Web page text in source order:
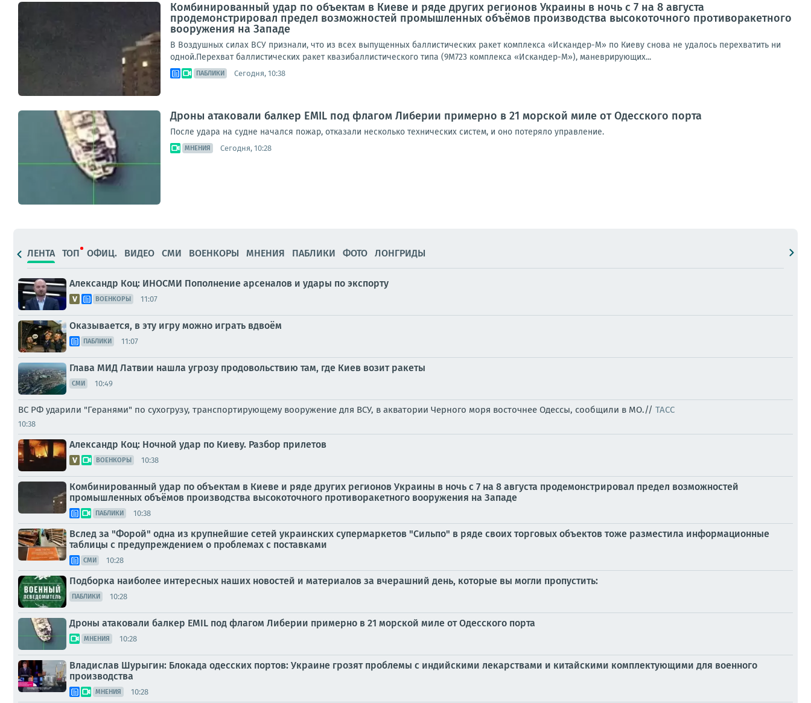
Комбинированный удар по объектам в Киеве и ряде других регионов Украины в ночь с 7 на 8 августа
продемонстрировал предел возможностей промышленных объёмов производства высокоточного противоракетного
вооружения на Западе
В Воздушных силах ВСУ признали, что из всех выпущенных баллистических ракет комплекса «Искандер-М» по Киеву снова не удалось перехватить ни
одной.Перехват баллистических ракет квазибаллистического типа (9М723 комплекса «Искандер-М»), маневрирующих...
ПАБЛИКИ Сегодня, 10:38
Дроны атаковали балкер EMIL под флагом Либерии примерно в 21 морской миле от Одесского порта
После удара на судне начался пожар, отказали несколько технических систем, и оно потеряло управление.
МНЕНИЯ Сегодня, 10:28
ЛЕНТА ТОП ОФИЦ. ВИДЕО СМИ ВОЕНКОРЫ МНЕНИЯ ПАБЛИКИ ФОТО ЛОНГРИДЫ
Александр Коц: ИНОСМИ Пополнение арсеналов и удары по экспорту
ВОЕНКОРЫ 11:07
Оказывается, в эту игру можно играть вдвоём
ПАБЛИКИ 11:07
Глава МИД Латвии нашла угрозу продовольствию там, где Киев возит ракеты
СМИ 10:49
ВС РФ ударили "Геранями" по сухогрузу, транспортирующему вооружение для ВСУ, в акватории Черного моря восточнее Одессы, сообщили в МО.// ТАСС
10:38
Александр Коц: Ночной удар по Киеву. Разбор прилетов
ВОЕНКОРЫ 10:38
Комбинированный удар по объектам в Киеве и ряде других регионов Украины в ночь с 7 на 8 августа продемонстрировал предел возможностей
промышленных объёмов производства высокоточного противоракетного вооружения на Западе
ПАБЛИКИ 10:38
Вслед за "Форой" одна из крупнейшие сетей украинских супермаркетов "Сильпо" в ряде своих торговых объектов тоже разместила информационные
таблицы с предупреждением о проблемах с поставками
СМИ 10:28
Подборка наиболее интересных наших новостей и материалов за вчерашний день, которые вы могли пропустить:
ПАБЛИКИ 10:28
Дроны атаковали балкер EMIL под флагом Либерии примерно в 21 морской миле от Одесского порта
МНЕНИЯ 10:28
Владислав Шурыгин: Блокада одесских портов: Украине грозят проблемы с индийскими лекарствами и китайскими комплектующими для военного
производства
МНЕНИЯ 10:28